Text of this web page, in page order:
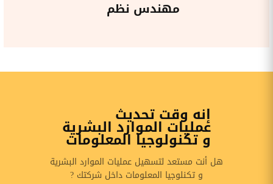
مهندس نظم
إنه وقت تحديث
عمليات الموارد البشرية
و تكنولوجيا المعلومات
هل أنت مستعد لتسهيل عمليات الموارد البشرية
و تكنلوجيا المعلومات داخل شركتك ?